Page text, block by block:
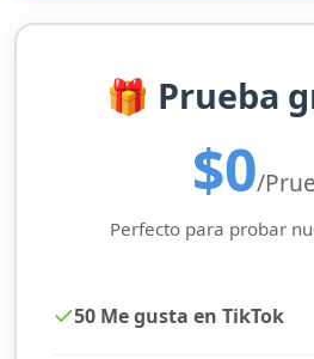
🎁 Prueba
$0/
Perfecto para probar
✓50 Me gusta en TikTok